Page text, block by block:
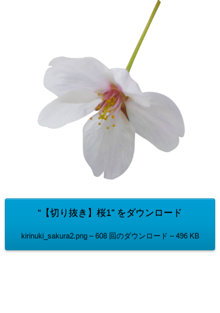
“【切り抜き】桜1” をダウンロード
kirinuki_sakura2.png – 608 回のダウンロード – 496 KB